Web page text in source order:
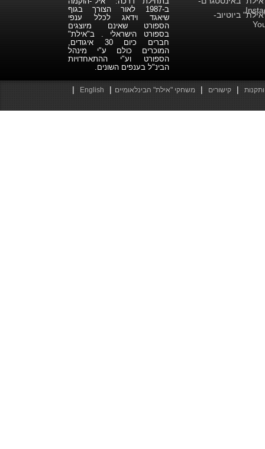
ב-1987 לאור הצורך בגוף
שיאגד וידאג לכלל ענפי
הספורט שאינם מיוצגים
בספורט הישראלי . ב"אילת"
חברים כיום 30 איגודים,
המוכרים כולם ע"י מינהל
הספורט וע"י ההתאחדויות
הבינ"ל בענפים השונים.
ביוטיוב-
| קישורים | משחקי "אילת" הבינלאומיים |
English
|